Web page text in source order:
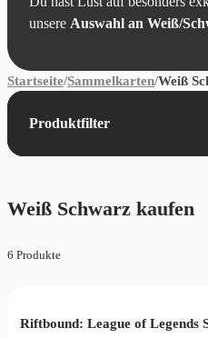
unsere Auswahl an Weiß/
Startseite/Sammelkarten/Weiß
Weiß Schwarz kaufen
6 Produkte
Riftbound: League of Legends
Produktfilter